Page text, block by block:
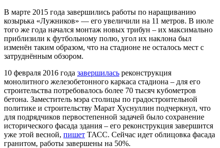
В марте 2015 года завершились работы по наращиванию
козырька «Лужников» — его увеличили на 11 метров. В июле
того же года начался монтаж новых трибун – их максимально
приблизили к футбольному полю, угол их наклона был
изменён таким образом, что на стадионе не осталось мест с
затруднённым обзором.
10 февраля 2016 года завершилась реконструкция
монолитного железобетонного каркаса стадиона – для его
строительства потребовалось более 70 тысяч кубометров
бетона. Заместитель мэра столицы по градостроительной
политике и строительству Марат Хуснуллин подчеркнул, что
для подрядчиков первостепенной задачей было сохранение
исторического фасада здания – его реконструкция завершится
уже этой весной, пишет ТАСС. Сейчас идет облицовка фасада
гранитом, работы завершены на 50%.